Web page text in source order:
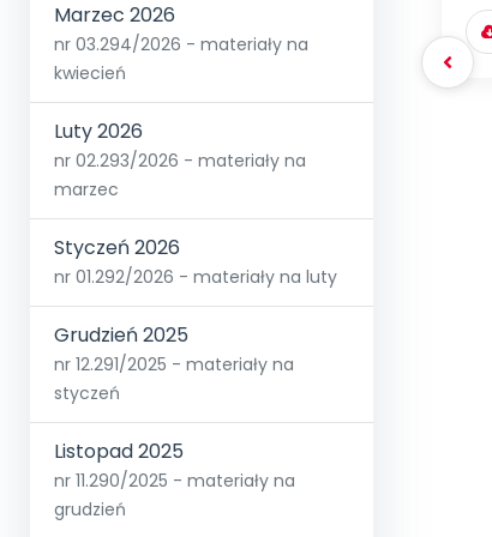
Marzec 2026
nr 03.294/2026 - materiały na
kwiecień
Luty 2026
nr 02.293/2026 - materiały na
marzec
Styczeń 2026
nr 01.292/2026 - materiały na luty
Grudzień 2025
nr 12.291/2025 - materiały na
styczeń
Listopad 2025
nr 11.290/2025 - materiały na
grudzień